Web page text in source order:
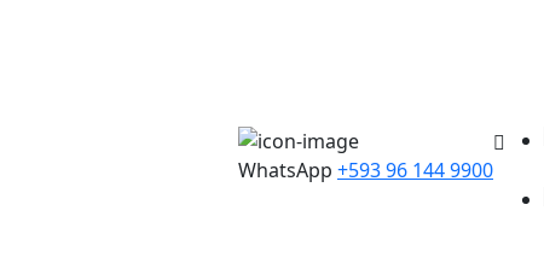
WhatsApp +593 96 144 9900